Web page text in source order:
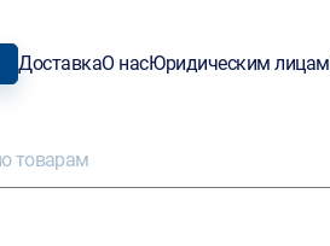
ДоставкаО насЮридическим лицам